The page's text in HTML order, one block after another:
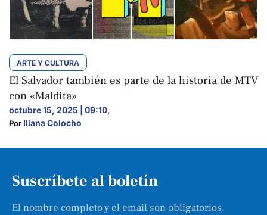
ARTE Y CULTURA
El Salvador también es parte de la historia de MTV
con «Maldita»
octubre 15, 2025 | 09:10,
Por Iliana Colocho
Suscríbete al boletín
El nombre completo y el email son obligatorios.